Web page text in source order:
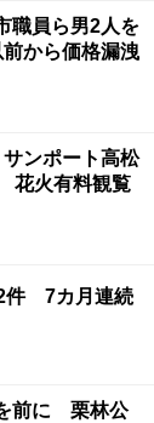
職員ら男2人を
から価格漏洩
ンポート高松
花火有料観覧
件 7カ月連続
前に 栗林公